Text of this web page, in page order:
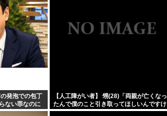
子さまのお気に入りのドレスがこちら...
ルから搭載メモリを半減させると発表...
経新聞 東北での発行休止へ
ソーラーを締め出しｗｗｗ
のオープンなAIモデル「Qｗeｎ3...
！」中国「大赤字！」インドネシア「...
発泡での包丁
ない罪なのに
官のマジレス
【人工障がい者】 甥(28)「両親が亡くなっ
たんで僕のこと引き取ってほしいんですけ
ど！」なんでいい年したヒキニートを引き